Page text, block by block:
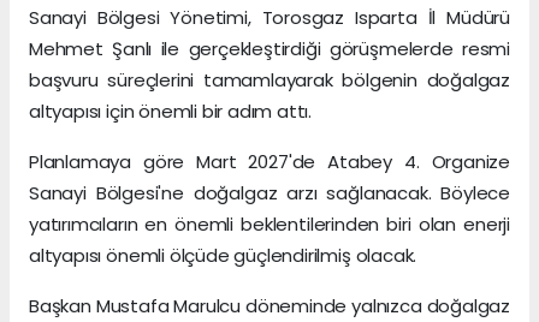
Sanayi Bölgesi Yönetimi, Torosgaz Isparta İl Müdürü
Mehmet Şanlı ile gerçekleştirdiği görüşmelerde resmi
başvuru süreçlerini tamamlayarak bölgenin doğalgaz
altyapısı için önemli bir adım attı.
Planlamaya göre Mart 2027'de Atabey 4. Organize
Sanayi Bölgesi'ne doğalgaz arzı sağlanacak. Böylece
yatırımcıların en önemli beklentilerinden biri olan enerji
altyapısı önemli ölçüde güçlendirilmiş olacak.
Başkan Mustafa Marulcu döneminde yalnızca doğalgaz